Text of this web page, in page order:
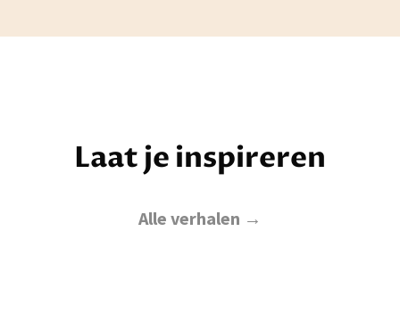
Laat je inspireren
Alle verhalen →